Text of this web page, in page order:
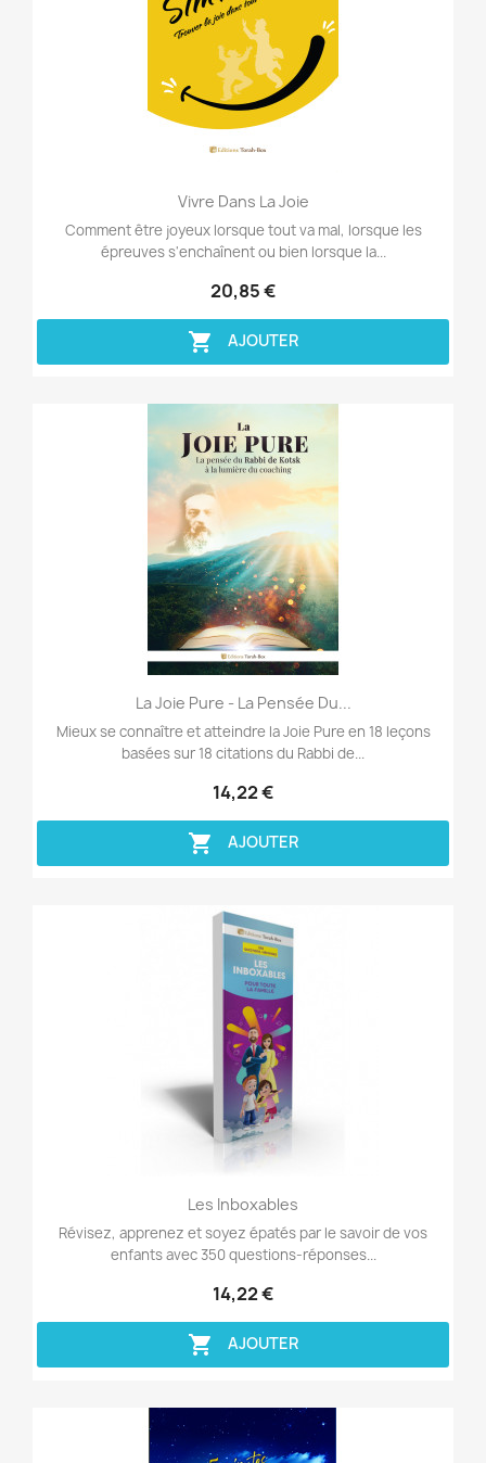
Aperçu rapide
Vivre Dans La Joie
Comment être joyeux lorsque tout va mal, lorsque les
épreuves s'enchaînent ou bien lorsque la...
20,85 €
 AJOUTER
Aperçu rapide
La Joie Pure - La Pensée Du...
Mieux se connaître et atteindre la Joie Pure en 18 leçons
basées sur 18 citations du Rabbi de...
14,22 €
 AJOUTER
Aperçu rapide
Les Inboxables
Révisez, apprenez et soyez épatés par le savoir de vos
enfants avec 350 questions-réponses...
14,22 €
 AJOUTER